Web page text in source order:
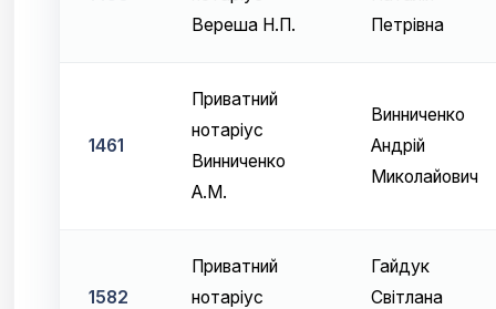
Вереша Н.П.
Петрівна
1461
Приватний
нотаріус
Винниченко
А.М.
Винниченко
Андрій
Миколайович
1582
Приватний
нотаріус
Гайдук
Світлана